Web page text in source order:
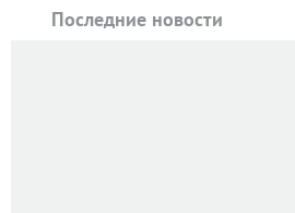
Последние новости